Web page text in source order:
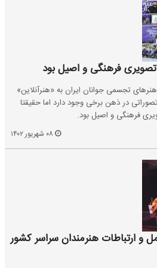
تصویری فرهنگی و اصیل بود
تجسمی جوانان ایران به «هنرآنلاین»
در ذهن برخی وجود دارد اما حقیقتا
فرهنگی و اصیل بود.
و ارتباطات هنرمندان سراسر کشور